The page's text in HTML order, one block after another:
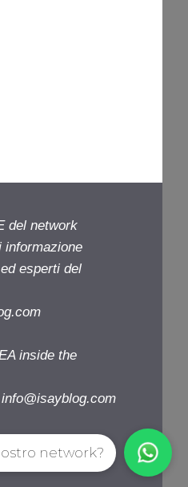
del network
informazione
esperti del
inside the
info@isayblog.com
network?